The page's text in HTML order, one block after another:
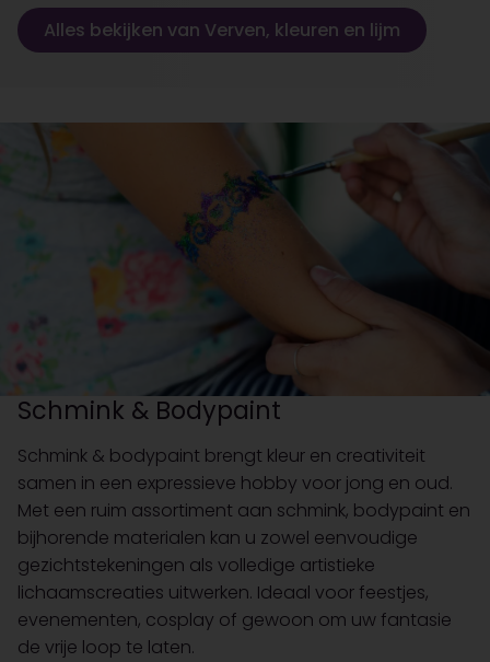
Alles bekijken van Verven, kleuren en lijm
Schmink & Bodypaint
Schmink & bodypaint brengt kleur en creativiteit
samen in een expressieve hobby voor jong en oud.
Met een ruim assortiment aan schmink, bodypaint en
bijhorende materialen kan u zowel eenvoudige
gezichtstekeningen als volledige artistieke
lichaamscreaties uitwerken. Ideaal voor feestjes,
evenementen, cosplay of gewoon om uw fantasie
de vrije loop te laten.